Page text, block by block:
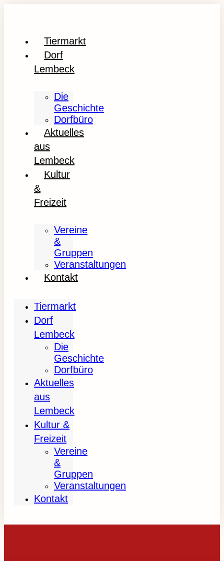
Tiermarkt
Dorf
Lembeck
Die
Geschichte
Dorfbüro
Aktuelles
aus
Lembeck
Kultur
&
Freizeit
Vereine
&
Gruppen
Veranstaltungen
Kontakt
Tiermarkt
Dorf
Lembeck
Die
Geschichte
Dorfbüro
Aktuelles
aus
Lembeck
Kultur &
Freizeit
Vereine
&
Gruppen
Veranstaltungen
Kontakt